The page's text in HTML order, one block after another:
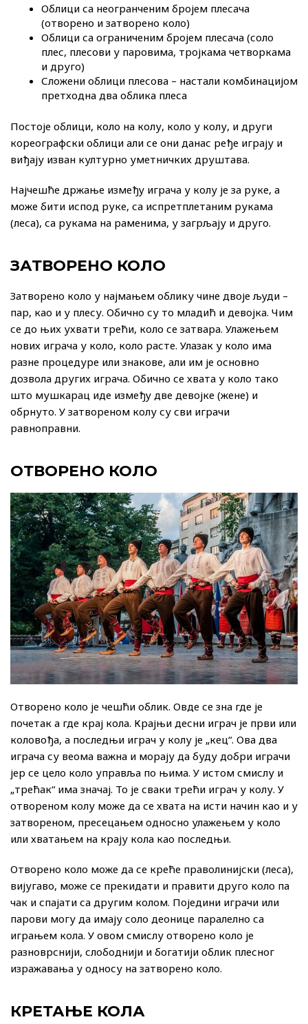
Облици са неогранченим бројем плесача
(отворено и затворено коло)
Облици са ограниченим бројем плесача (соло
плес, плесови у паровима, тројкама четворкама
и друго)
Сложени облици плесова – настали комбинацијом
претходна два облика плеса
Постоје облици, коло на колу, коло у колу, и други
кореографски облици али се они данас ређе играју и
виђају изван културно уметничких друштава.
Најчешће држање између играча у колу је за руке, а
може бити испод руке, са испретплетаним рукама
(леса), са рукама на раменима, у загрљају и друго.
ЗАТВОРЕНО КОЛО
Затворено коло у најмањем облику чине двоје људи –
пар, као и у плесу. Обично су то младић и девојка. Чим
се до њих ухвати трећи, коло се затвара. Улажењем
нових играча у коло, коло расте. Улазак у коло има
разне процедуре или знакове, али им је основно
дозвола других играча. Обично се хвата у коло тако
што мушкарац иде између две девојке (жене) и
обрнуто. У затвореном колу су сви играчи
равноправни.
ОТВОРЕНО КОЛО
Отворено коло је чешћи облик. Овде се зна где је
почетак а где крај кола. Крајњи десни играч је први или
коловођа, а последњи играч у колу је „кец“. Ова два
играча су веома важна и морају да буду добри играчи
јер се цело коло управља по њима. У истом смислу и
„трећак“ има значај. То је сваки трећи играч у колу. У
отвореном колу може да се хвата на исти начин као и у
затвореном, пресецањем односно улажењем у коло
или хватањем на крају кола као последњи.
Отворено коло може да се креће праволинијски (леса),
вијугаво, може се прекидати и правити друго коло па
чак и спајати са другим колом. Поједини играчи или
парови могу да имају соло деонице паралелно са
играњем кола. У овом смислу отворено коло је
разноврснији, слободнији и богатији облик плесног
изражавања у односу на затворено коло.
КРЕТАЊЕ КОЛА